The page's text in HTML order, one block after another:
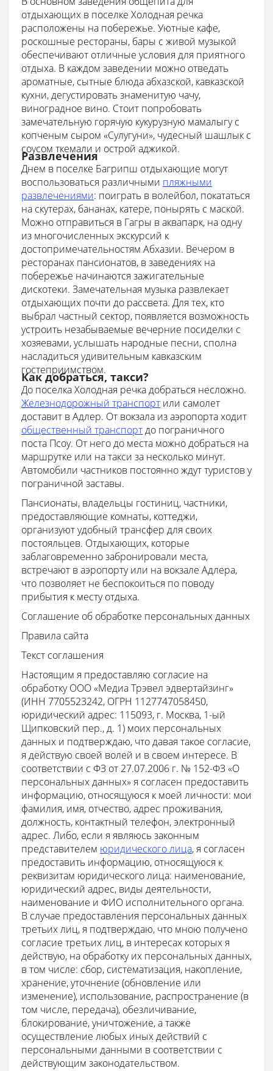
отдыхающих в поселке Холодная речка
расположены на побережье. Уютные кафе,
роскошные рестораны, бары с живой музыкой
обеспечивают отличные условия для приятного
отдыха. В каждом заведении можно отведать
ароматные, сытные блюда абхазской, кавказской
кухни, дегустировать знаменитую чачу,
виноградное вино. Стоит попробовать
замечательную горячую кукурузную мамалыгу с
копченым сыром «Сулугуни», чудесный шашлык с
соусом ткемали и острой аджикой.
Развлечения
Днем в поселке Багрипш отдыхающие могут
воспользоваться различными пляжными
развлечениями: поиграть в волейбол, покататься
на скутерах, бананах, катере, понырять с маской.
Можно отправиться в Гагры в аквапарк, на одну
из многочисленных экскурсий к
достопримечательностям Абхазии. Вечером в
ресторанах пансионатов, в заведениях на
побережье начинаются зажигательные
дискотеки. Замечательная музыка развлекает
отдыхающих почти до рассвета. Для тех, кто
выбрал частный сектор, появляется возможность
устроить незабываемые вечерние посиделки с
хозяевами, услышать народные песни, сполна
насладиться удивительным кавказским
гостеприимством.
Как добраться, такси?
До поселка Холодная речка добраться несложно.
Железнодорожный транспорт или самолет
доставит в Адлер. От вокзала из аэропорта ходит
общественный транспортдо пограничного
поста Псоу. От него до места можно добраться на
маршрутке или на такси за несколько минут.
Автомобили частников постоянно ждут туристов у
пограничной заставы.
Пансионаты, владельцы гостиниц, частники,
предоставляющие комнаты, коттеджи,
организуют удобный трансфер для своих
постояльцев. Отдыхающих, которые
заблаговременно забронировали места,
встречают в аэропорту или на вокзале Адлера,
что позволяет не беспокоиться по поводу
прибытия к месту отдыха.
Соглашение об обработке персональных данных
Правила сайта
Текст соглашения
Настоящим я предоставляю согласие на
обработку ООО «Медиа Трэвел эдвертайзинг»
(ИНН 7705523242, ОГРН 1127747058450,
юридический адрес: 115093, г. Москва, 1-ый
Щипковский пер., д. 1) моих персональных
данных и подтверждаю, что давая такое согласие,
я действую своей волей и в своем интересе. В
соответствии с ФЗ от 27.07.2006 г. № 152-ФЗ «О
персональных данных» я согласен предоставить
информацию, относящуюся к моей личности: мои
фамилия, имя, отчество, адрес проживания,
должность, контактный телефон, электронный
адрес. Либо, если я являюсь законным
представителем юридического лица, я согласен
предоставить информацию, относящуюся к
реквизитам юридического лица: наименование,
юридический адрес, виды деятельности,
наименование и ФИО исполнительного органа.
В случае предоставления персональных данных
третьих лиц, я подтверждаю, что мною получено
согласие третьих лиц, в интересах которых я
действую, на обработку их персональных данных,
в том числе: сбор, систематизация, накопление,
хранение, уточнение (обновление или
изменение), использование, распространение (в
том числе, передача), обезличивание,
блокирование, уничтожение, а также
осуществление любых иных действий с
персональными данными в соответствии с
действующим законодательством.